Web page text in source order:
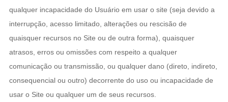
qualquer incapacidade do Usuário em usar o site (seja devido a
interrupção, acesso limitado, alterações ou rescisão de
quaisquer recursos no Site ou de outra forma), quaisquer
atrasos, erros ou omissões com respeito a qualquer
comunicação ou transmissão, ou qualquer dano (direto, indireto,
consequencial ou outro) decorrente do uso ou incapacidade de
usar o Site ou qualquer um de seus recursos.